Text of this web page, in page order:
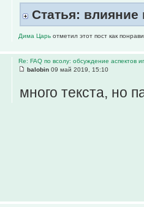
Статья: влияние
Дима Царь отметил этот пост как
Re: FAQ по всолу: обсуждение аспектов
balobin 09 май 2019, 15:10
много текста, но